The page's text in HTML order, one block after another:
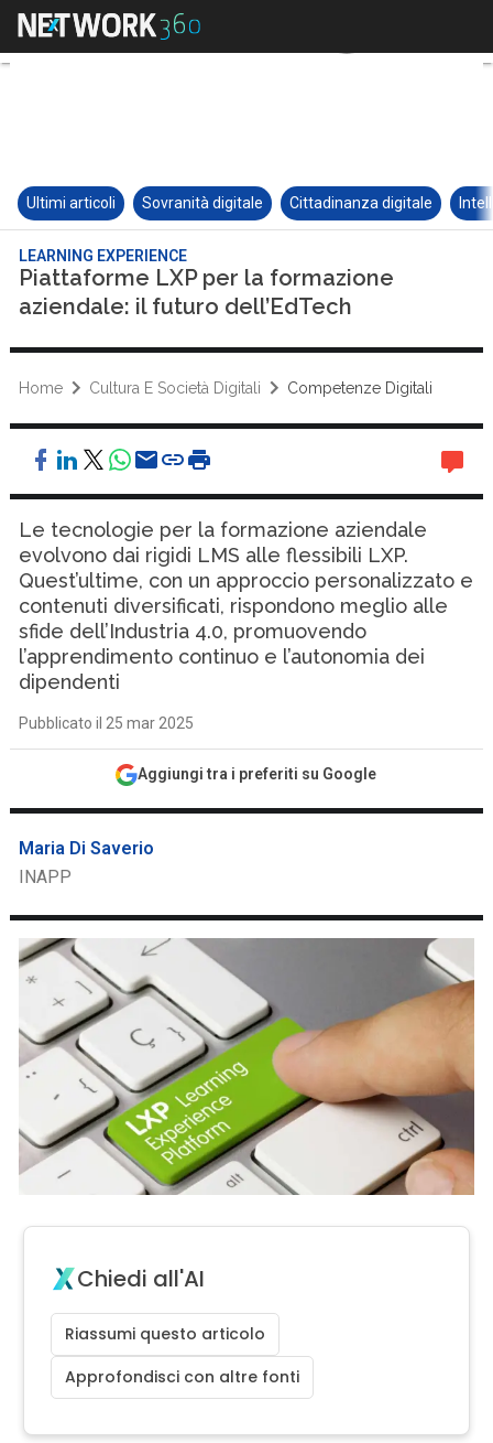
Ultimi articoli Sovranità digitale Cittadinanza digitale
LEARNING EXPERIENCE
Piattaforme LXP per la formazione
aziendale: il futuro dell’EdTech
Home Cultura E Società Digitali Competenze Digitali
Le tecnologie per la formazione aziendale
evolvono dai rigidi LMS alle flessibili LXP.
Quest’ultime, con un approccio personalizzato e
contenuti diversificati, rispondono meglio alle
sfide dell’Industria 4.0, promuovendo
l’apprendimento continuo e l’autonomia dei
dipendenti
Pubblicato il 25 mar 2025
Aggiungi tra i preferiti su Google
Maria Di Saverio
INAPP
Chiedi all'AI
Riassumi questo articolo
Approfondisci con altre fonti